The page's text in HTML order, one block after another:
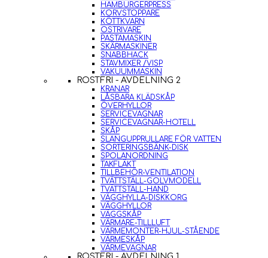
HAMBURGERPRESS
KORVSTOPPARE
KÖTTKVARN
OSTRIVARE
PASTAMASKIN
SKÄRMASKINER
SNABBHACK
STAVMIXER /VISP
VAKUUMMASKIN
ROSTFRI - AVDELNING 2
KRANAR
LÅSBARA KLÄDSKÅP
ÖVERHYLLOR
SERVICEVAGNAR
SERVICEVAGNAR-HOTELL
SKÅP
SLANGUPPRULLARE FÖR VATTEN
SORTERINGSBÄNK-DISK
SPOLANORDNING
TAKFLÄKT
TILLBEHÖR-VENTILATION
TVÄTTSTÄLL-GOLVMODELL
TVÄTTSTÄLL-HAND
VÄGGHYLLA-DISKKORG
VÄGGHYLLOR
VÄGGSKÅP
VÄRMARE-TILLLUFT
VÄRMEMONTER-HJUL-STÅENDE
VÄRMESKÅP
VÄRMEVAGNAR